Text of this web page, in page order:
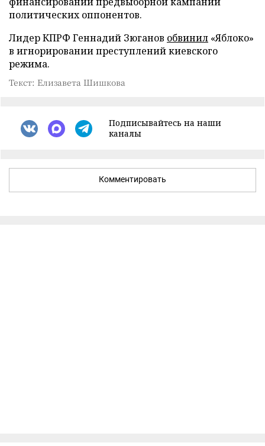
политических оппонентов.
Лидер КПРФ Геннадий Зюганов обвинил «Яблоко»
в игнорировании преступлений киевского
режима.
Текст: Елизавета Шишкова
Подписывайтесь на наши
каналы
Комментировать